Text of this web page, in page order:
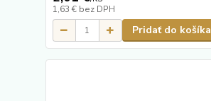
1,63 € bez DPH
Pridať do košíka